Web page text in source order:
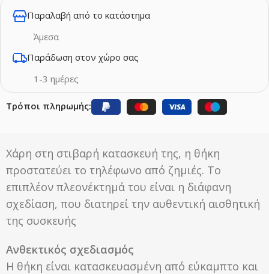
Παραλαβή από το κατάστημα
Άμεσα
Παράδωση στον χώρο σας
1-3 ημέρες
Τρόποι πληρωμής:
Χάρη στη στιβαρή κατασκευή της, η θήκη
προστατεύει το τηλέφωνο από ζημιές. Το
επιπλέον πλεονέκτημά του είναι η διάφανη
σχεδίαση, που διατηρεί την αυθεντική αισθητική
της συσκευής
Ανθεκτικός σχεδιασμός
Η θήκη είναι κατασκευασμένη από εύκαμπτο και